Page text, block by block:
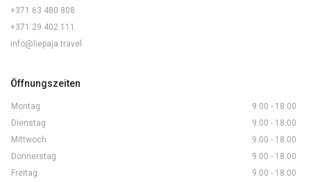
+371 63 480 808
+371 29 402 111
info@liepaja.travel
Öffnungszeiten
Montag
9.00 - 18.00
Dienstag
9.00 - 18.00
Mittwoch
9.00 - 18.00
Donnerstag
9.00 - 18.00
Freitag
9.00 - 18.00